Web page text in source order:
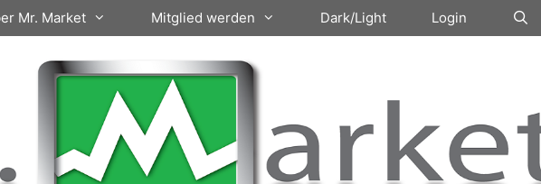
Mr. Market Mitglied werden Dark/Light Login